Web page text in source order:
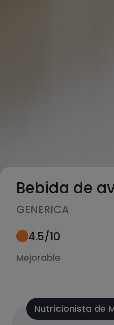
Bebida de
GENERICA
4.5/10
Mejorable
Nutricionista de